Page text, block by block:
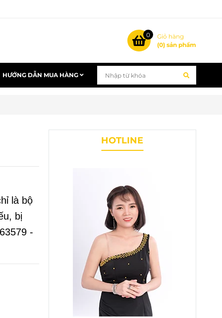
0
Giỏ hàng
(0) sản phẩm
HƯỚNG DẪN MUA HÀNG
là bộ
bị
-
HOTLINE